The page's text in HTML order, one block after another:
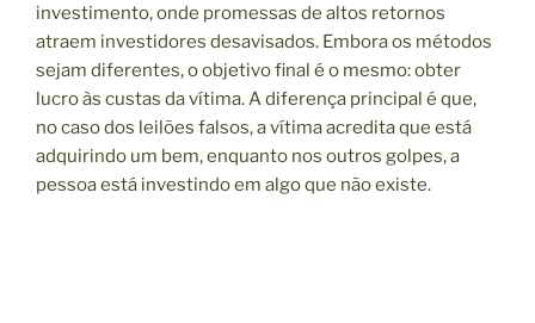
investimento, onde promessas de altos retornos
atraem investidores desavisados. Embora os métodos
sejam diferentes, o objetivo final é o mesmo: obter
lucro às custas da vítima. A diferença principal é que,
no caso dos leilões falsos, a vítima acredita que está
adquirindo um bem, enquanto nos outros golpes, a
pessoa está investindo em algo que não existe.